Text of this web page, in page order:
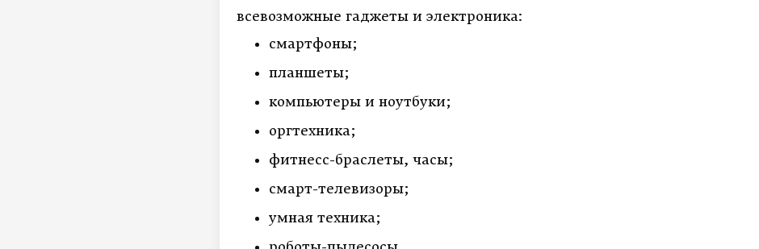
всевозможные гаджеты и электроника:
смартфоны;
планшеты;
компьютеры и ноутбуки;
оргтехника;
фитнесс-браслеты, часы;
смарт-телевизоры;
умная техника;